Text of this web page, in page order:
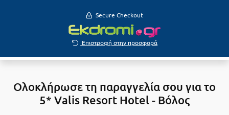
Secure Checkout
Επιστροφή στην προσφορά
Ολοκλήρωσε τη παραγγελία σου για το
5* Valis Resort Hotel - Βόλος